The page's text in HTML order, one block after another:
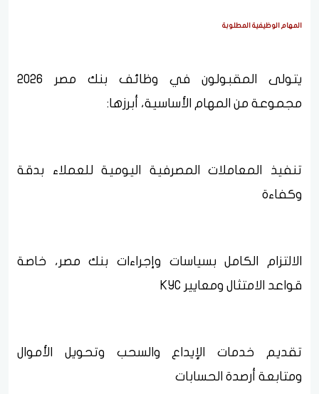
المهام الوظيفية المطلوبة
يتولى المقبولون في وظائف بنك مصر 2026
مجموعة من المهام الأساسية، أبرزها:
تنفيذ المعاملات المصرفية اليومية للعملاء بدقة
وكفاءة
الالتزام الكامل بسياسات وإجراءات بنك مصر، خاصة
قواعد الامتثال ومعايير KYC
تقديم خدمات الإيداع والسحب وتحويل الأموال
ومتابعة أرصدة الحسابات